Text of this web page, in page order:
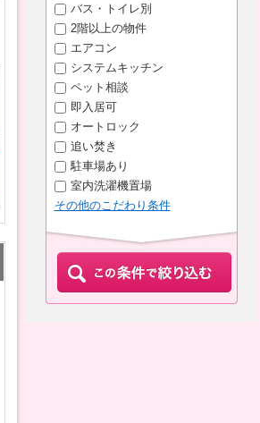
バス・トイレ別
2階以上の物件
エアコン
システムキッチン
ペット相談
即入居可
オートロック
追い焚き
駐車場あり
室内洗濯機置場
その他のこだわり条件